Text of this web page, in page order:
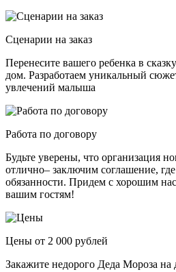
Сценарии на заказ
Перенесите вашего ребенка в
дом. Разработаем уникальный
увлечений малыша
Работа по договору
Будьте уверены, что организация
отлично– заключим соглашение,
обязанности. Придем с хорошим
вашим гостям!
Цены от 2 000 рублей
Закажите недорого Деда Мороза